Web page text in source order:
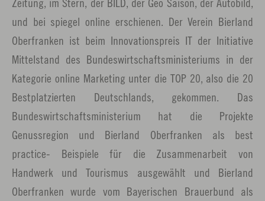
Zeitung, im Stern, der BILD, der Geo Saison, der Autobild,
und bei spiegel online erschienen. Der Verein Bierland
Oberfranken ist beim Innovationspreis IT der Initiative
Mittelstand des Bundeswirtschaftsministeriums in der
Kategorie online Marketing unter die TOP 20, also die 20
Bestplatzierten Deutschlands, gekommen. Das
Bundeswirtschaftsministerium hat die Projekte
Genussregion und Bierland Oberfranken als best
practice- Beispiele für die Zusammenarbeit von
Handwerk und Tourismus ausgewählt und Bierland
Oberfranken wurde vom Bayerischen Brauerbund als